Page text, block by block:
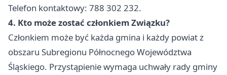
Telefon kontaktowy: 788 302 232.
4. Kto może zostać członkiem Związku?
Członkiem może być każda gmina i każdy powiat z
obszaru Subregionu Północnego Województwa
Śląskiego. Przystąpienie wymaga uchwały rady gminy